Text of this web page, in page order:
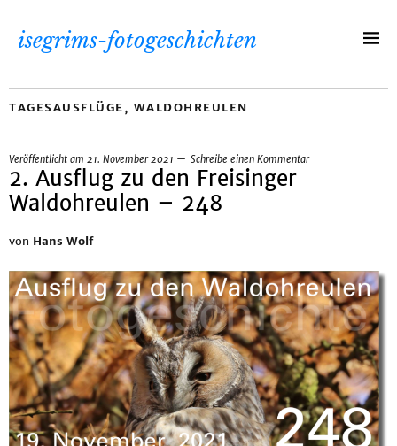
isegrims-fotogeschichten
TAGESAUSFLÜGE, WALDOHREULEN
Veröffentlicht am 21. November 2021 Schreibe einen Kommentar
2. Ausflug zu den Freisinger
Waldohreulen – 248
von Hans Wolf